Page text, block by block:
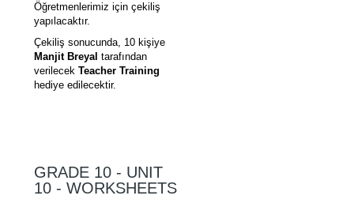
Öğretmenlerimiz için çekiliş
yapılacaktır.
Çekiliş sonucunda, 10 kişiye
Manjit Breyal tarafından
verilecek Teacher Training
hediye edilecektir.
GRADE 10 - UNIT
10 - WORKSHEETS